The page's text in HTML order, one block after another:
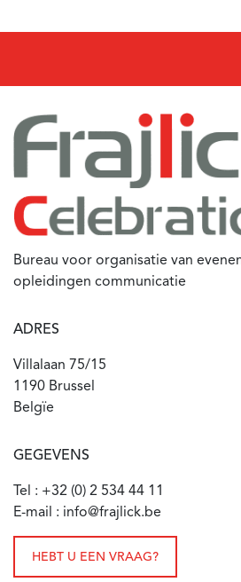
Bureau voor organisatie van
opleidingen communicatie
ADRES
Villalaan 75/15
1190 Brussel
Belgïe
GEGEVENS
Tel : +32 (0) 2 534 44 11
E-mail : info@frajlick.be
HEBT U EEN VRAAG?